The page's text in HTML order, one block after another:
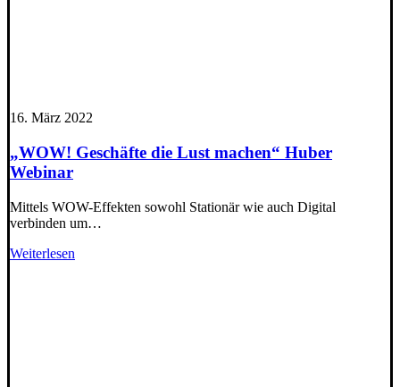
16. März 2022
„WOW! Geschäfte die Lust machen“ Huber
Webinar
Mittels WOW-Effekten sowohl Stationär wie auch Digital
verbinden um…
Weiterlesen